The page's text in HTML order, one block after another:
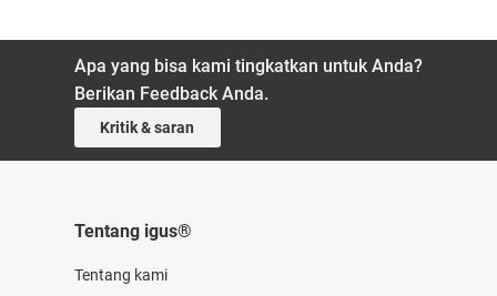
Apa yang bisa kami tingkatkan untuk Anda?
Berikan Feedback Anda.
Kritik & saran
Tentang igus®
Tentang kami